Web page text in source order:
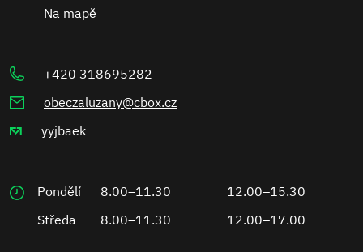
Na mapě
+420 318695282
obeczaluzany@cbox.cz
yyjbaek
Pondělí 8.00–11.30
12.00–15.30
Středa
8.00–11.30 12.00–17.00